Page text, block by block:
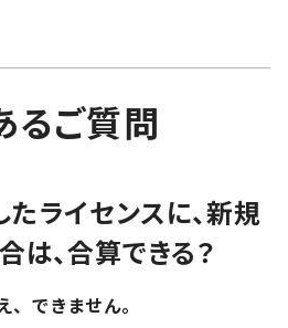
るご質問
ライセンスに、新規
は、合算できる？
、できません。